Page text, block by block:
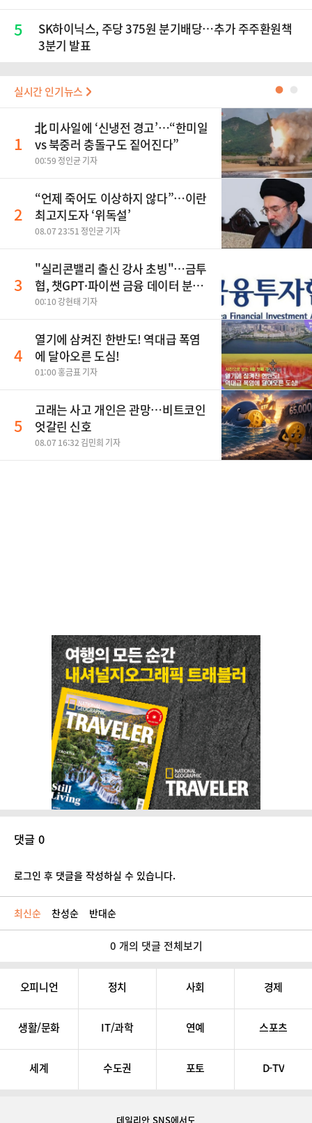
5
SK하이닉스, 주당 375원 분기배당…추가 주주환원책
3분기 발표
실시간 인기뉴스 ●
1
北 미사일에 ‘신냉전 경고’…“한미일
vs 북중러 충돌구도 짙어진다”
00:59 정인균 기자
2
“언제 죽어도 이상하지 않다”…이란
최고지도자 ‘위독설’
08.07 23:51 정인균 기자
3
"실리콘밸리 출신 강사 초빙"…금투
협, 챗GPT·파이썬 금융 데이터 분석
과정 개설
00:10 강현태 기자
4
열기에 삼켜진 한반도! 역대급 폭염
에 달아오른 도심!
01:00 홍금표 기자
5
고래는 사고 개인은 관망…비트코인
엇갈린 신호
08.07 16:32 김민희 기자
댓글 0
로그인 후 댓글을 작성하실 수 있습니다.
최신순 찬성순 반대순
0 개의 댓글 전체보기
오피니언 정치 사회 경제
생활/문화 IT/과학 연예 스포츠
세계 수도권 포토 D-TV
데일리안 SNS에서도